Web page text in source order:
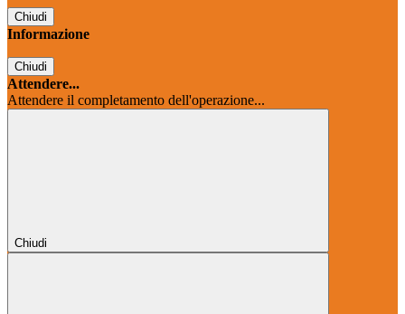
Chiudi
Informazione
Chiudi
Attendere...
Attendere il completamento dell'operazione...
Chiudi